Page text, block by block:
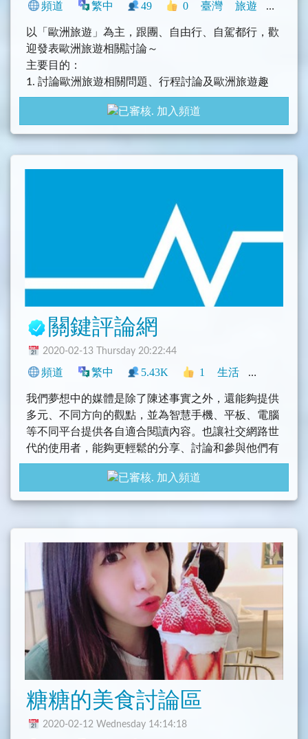
頻道 繁中 49 0 臺灣 旅遊 興趣
以「歐洲旅遊」為主，跟團、自由行、自駕都行，歡
迎發表歐洲旅遊相關討論～
主要目的：
1. 討論歐洲旅遊相關問題、行程討論及歐洲旅遊趣
事，請記得禮貌性發問
2. 歐洲遊記、食記或住宿分享
3. 歐洲機票或者旅遊相關優惠資訊分享
加入頻道
關鍵評論網
2020-02-13 Thursday 20:22:44
頻道 繁中 5.43K 1 生活 新聞
我們夢想中的媒體是除了陳述事實之外，還能夠提供
多元、不同方向的觀點，並為智慧手機、平板、電腦
等不同平台提供各自適合閱讀內容。也讓社交網路世
代的使用者，能夠更輕鬆的分享、討論和參與他們有
興趣的議題。
加入頻道
糖糖的美食討論區
2020-02-12 Wednesday 14:14:18